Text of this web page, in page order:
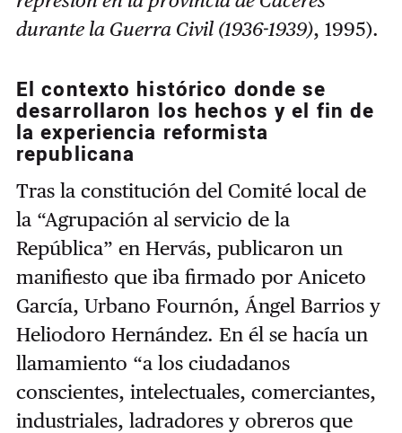
durante la Guerra Civil (1936-1939), 1995).
El contexto histórico donde se
desarrollaron los hechos y el fin de
la experiencia reformista
republicana
Tras la constitución del Comité local de
la “Agrupación al servicio de la
República” en Hervás, publicaron un
manifiesto que iba firmado por Aniceto
García, Urbano Fournón, Ángel Barrios y
Heliodoro Hernández. En él se hacía un
llamamiento “a los ciudadanos
conscientes, intelectuales, comerciantes,
industriales, ladradores y obreros que